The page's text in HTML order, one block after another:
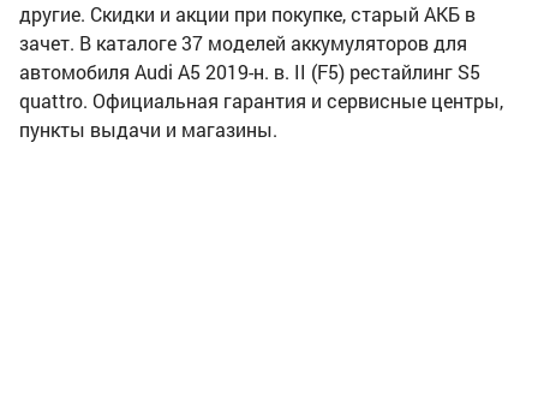
другие. Скидки и акции при покупке, старый АКБ в
зачет. В каталоге 37 моделей аккумуляторов для
автомобиля Audi A5 2019-н. в. II (F5) рестайлинг S5
quattro. Официальная гарантия и сервисные центры,
пункты выдачи и магазины.